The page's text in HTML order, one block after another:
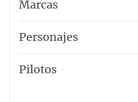
Marcas
Personajes
Pilotos